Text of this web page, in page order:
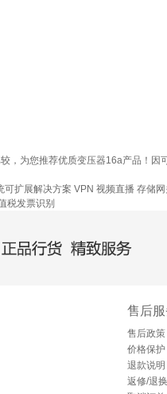
为您推荐优质变压器16a产品！
可扩展解决方案 VPN 视频直播 存储网
税发票识别
行货，精致服务
售后
售后政策
价格保护
退款说明
返修/退